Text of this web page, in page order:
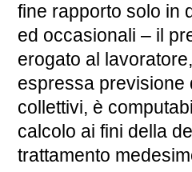
fine rapporto solo in
ed occasionali – il
erogato al
espressa previsione
collettivi, è
calcolo ai fini della
trattamento